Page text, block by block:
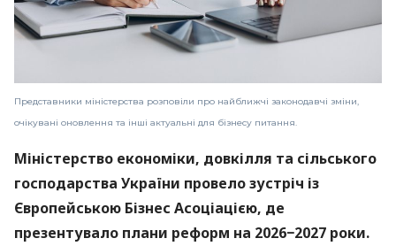
Представники міністерства розповіли про найближчі законодавчі зміни,
очікувані оновлення та інші актуальні для бізнесу питання.
Міністерство економіки, довкілля та сільського
господарства України провело зустріч із
Європейською Бізнес Асоціацією, де
презентувало плани реформ на 2026−2027 роки.